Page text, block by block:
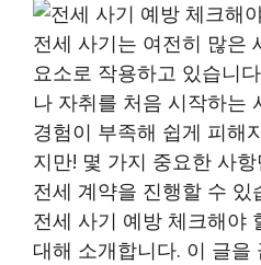
전세 사기는 여전히 많은
요소로 작용하고 있습니
나 자취를 처음 시작하는
경험이 부족해 쉽게 피해
지만! 몇 가지 중요한 사
전세 계약을 진행할 수 있
전세 사기 예방 체크해야
대해 소개합니다. 이 글을